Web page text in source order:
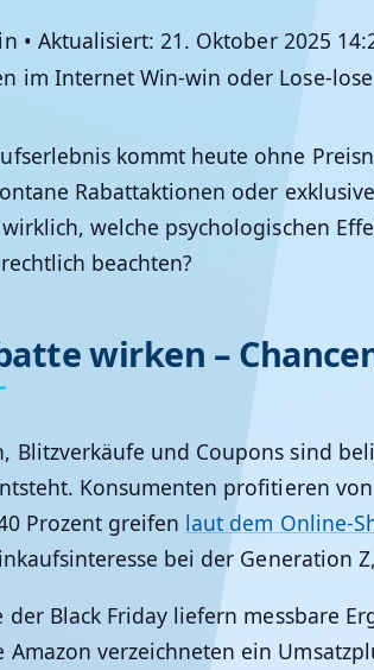
• Aktualisiert: 21. Oktober 2025
kommt heute ohne
Rabattaktionen oder
welche psychologischen
beachten?
wirken –
Blitzverkäufe und Coupons sind
Konsumenten profitieren
Prozent greifen laut dem Online-
bei der Generation
Black Friday liefern messbare
verzeichneten ein